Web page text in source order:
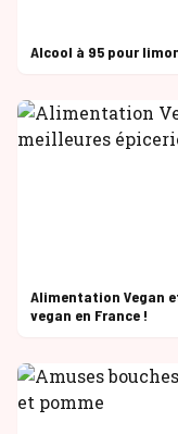
Alcool à 95 pour
Alimentation Vegan
vegan en France !